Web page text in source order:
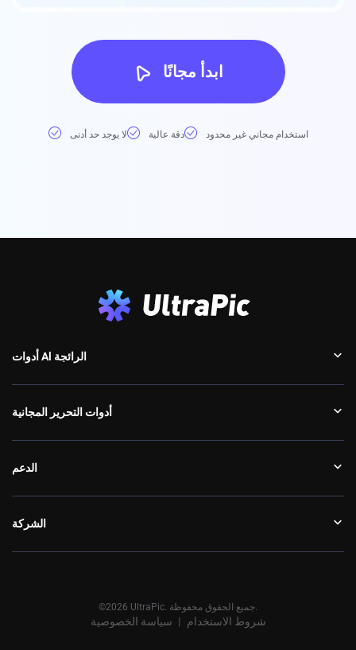
ابدأ مجانًا
لا يوجد حد أدنى دقة عالية استخدام مجاني غير محدود
أدوات Al الرائجة
أدوات التحرير المجانية
الدعم
الشركة
©2026 UltraPic. جميع الحقوق محفوظة.
سياسة الخصوصية شروط الاستخدام